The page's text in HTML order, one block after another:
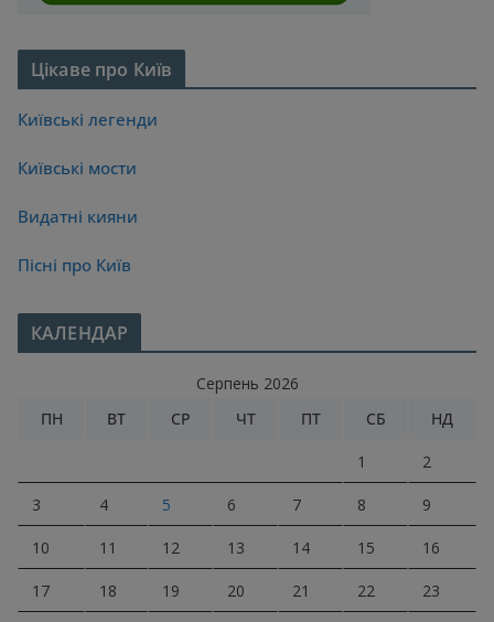
Цікаве про Київ
Київські легенди
Київські мости
Видатні кияни
Пісні про Київ
КАЛЕНДАР
Серпень 2026
ПН
ВТ СР ЧТ ПТ СБ НД
1 2
3 4 5 6 7 8 9
10 11 12 13 14 15 16
17 18 19 20 21 22 23